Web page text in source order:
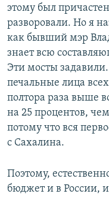
этому был
разворовали. Но я
как бывший мэр
знает всю
Эти мосты
печальные лица
полтора раза выше
на 25 процентов,
потому что вся
с Сахалина.
Поэтому,
бюджет и в России,